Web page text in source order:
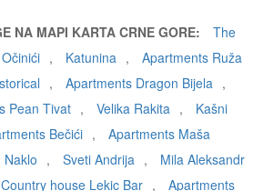
NA MAPI KARTA CRNE GORE:
The
Očinići , Katunina ,
Apartments Ruža
, Apartments Dragon Bijela ,
Pean Tivat , Velika Rakita ,
Kašni
Bečići ,
Apartments Maša
Naklo , Sveti Andrija ,
Mila Aleksandr
Country house Lekic Bar ,
Apartments